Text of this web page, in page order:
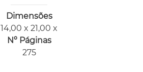
Dimensões
14,00 x 21,00 x
Nº Páginas
275